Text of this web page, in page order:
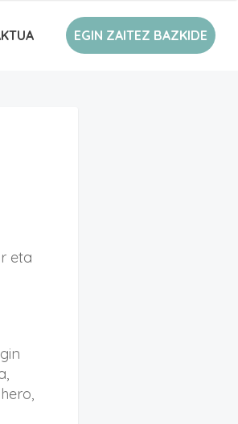
EGIN ZAITEZ BAZKIDE
eta